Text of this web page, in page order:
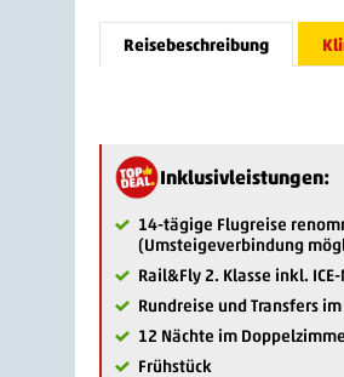
Reisebeschreibung
Inklusivleistungen:
14-tägige Flugreise
(Umsteigeverbindung
Rail&Fly 2. Klasse inkl.
Rundreise und Transfers
12 Nächte im
Frühstück